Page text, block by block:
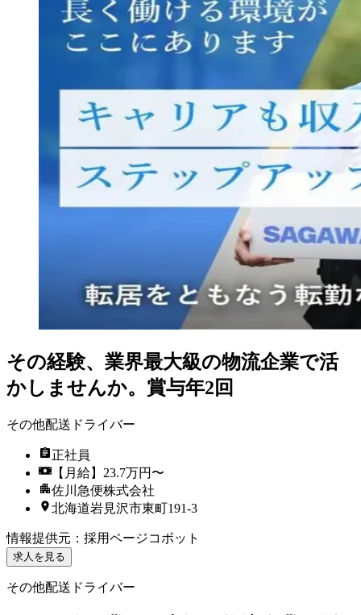
その経験、業界最大級の物流企業で活
かしませんか。賞与年2回
その他配送ドライバー
正社員
【月給】23.7万円〜
佐川急便株式会社
北海道岩見沢市東町191-3
情報提供元 ： 採用ページコボット
求人を見る
その他配送ドライバー